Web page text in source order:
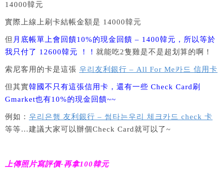
14000韓元
實際上線上刷卡結帳金額是 14000韓元
但 月底帳單上會回饋10%的現金回饋 – 1400韓元，所以等於
我只付了 12600韓元 ！！ 就能吃2隻雞是不是超划算的啊！
索尼客用的卡是這張 우리友利銀行 – All For Me카드 信用卡
但其實韓國不只有這張信用卡，還有一些 Check Card刷
Gmarket也有10%的現金回饋~~
例如： 우리은행 友利銀行 – 썸타는우리 체크카드 check 卡
等等…建議大家可以辦個Check Card就可以了~
上傳照片寫評價-再拿100韓元